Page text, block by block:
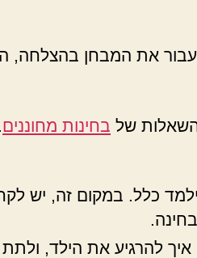
את המבחן בהצלחה,
של בחינות מחוננים
כלל. במקום זה, יש
להרגיע את הילד,